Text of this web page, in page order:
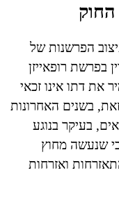
הפרשנות של
בפרשת רופאייזן
את דתו אינו זכאי
בשנים האחרונות
בעיקר בנוגע
שנעשה מחוץ
ואזרחות